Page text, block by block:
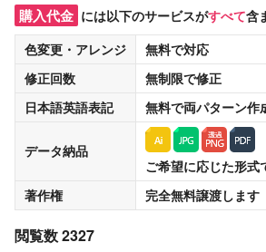
購入代金 には以下のサービスがすべて含
色変更・アレンジ
無料で対応
修正回数
無制限で修正
日本語英語表記
無料で両パターン作
データ納品
ご希望に応じた形式
著作権
完全無料譲渡します
閲覧数 2327